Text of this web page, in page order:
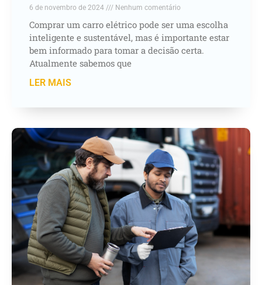
6 de novembro de 2024 Nenhum comentário
Comprar um carro elétrico pode ser uma escolha
inteligente e sustentável, mas é importante estar
bem informado para tomar a decisão certa.
Atualmente sabemos que
LER MAIS